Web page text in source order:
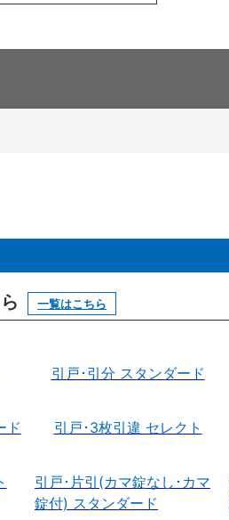
一覧はこちら
引戸･引分 スタンダード
ド 引戸･3枚引違 セレクト
引戸･片引(カマ錠なし･カマ
錠付) スタンダード